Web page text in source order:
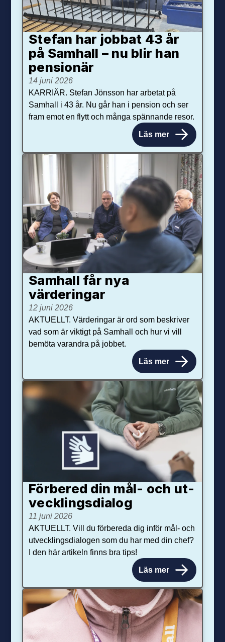
Stefan har jobbat 43 år
på Samhall – nu blir han
pensionär
14 juni 2026
KARRIÄR. Stefan Jönsson har arbetat på
Samhall i 43 år. Nu går han i pension och ser
fram emot en flytt och många spännande resor.
Läs mer
Samhall får nya
värdering­ar
12 juni 2026
AKTUELLT. Värderingar är ord som beskriver
vad som är viktigt på Samhall och hur vi vill
bemöta varandra på jobbet.
Läs mer
Förbered din mål- och ut­
veck­lings­dialog
11 juni 2026
AKTUELLT. Vill du förbereda dig inför mål- och
utvecklingsdialogen som du har med din chef?
I den här artikeln finns bra tips!
Läs mer